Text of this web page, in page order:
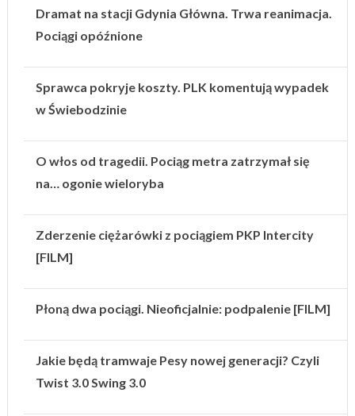
Dramat na stacji Gdynia Główna. Trwa reanimacja.
Pociągi opóźnione
Sprawca pokryje koszty. PLK komentują wypadek
w Świebodzinie
O włos od tragedii. Pociąg metra zatrzymał się
na… ogonie wieloryba
Zderzenie ciężarówki z pociągiem PKP Intercity
[FILM]
Płoną dwa pociągi. Nieoficjalnie: podpalenie [FILM]
Jakie będą tramwaje Pesy nowej generacji? Czyli
Twist 3.0 Swing 3.0